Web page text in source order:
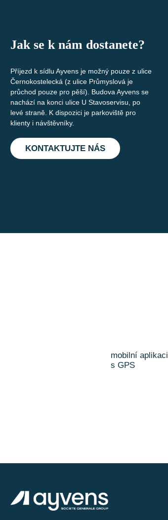
Jak se k nám dostanete?
Příjezd k sídlu Ayvens je možný pouze z ulice
Černokostelecká (z ulice Průmyslová je
průchod pouze pro pěší). Budova Ayvens se
nachází na konci ulice U Stavoservisu, po
levé straně. K dispozici je parkoviště pro
klienty i návštěvníky.
KONTAKTUJTE NÁS
mobilní aplikaci
s GPS